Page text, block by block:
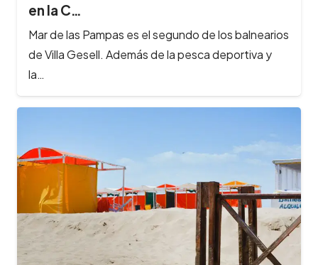
en la C…
Mar de las Pampas es el segundo de los balnearios
de Villa Gesell. Además de la pesca deportiva y
la…